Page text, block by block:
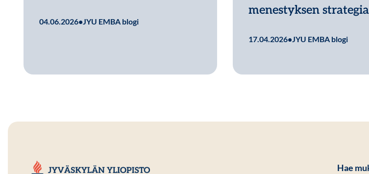
04.06.2026•JYU EMBA blogi
menestyksen
17.04.2026•JYU EMBA blogi
Hae